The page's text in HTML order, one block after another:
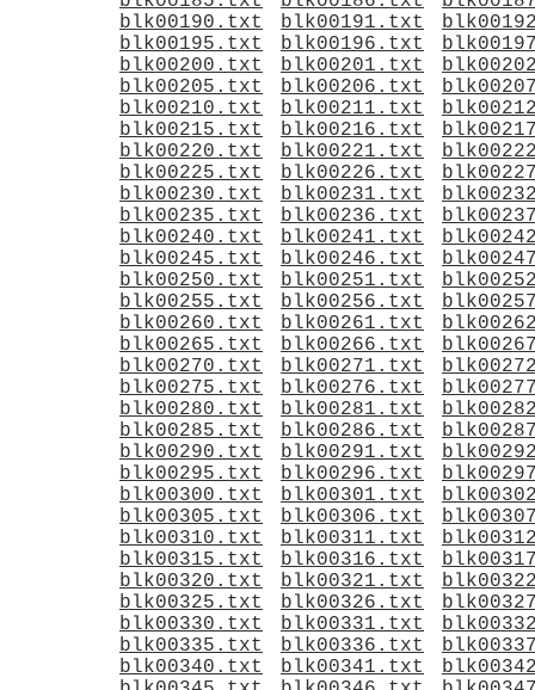
blk00190.txt
blk00191.txt
blk00195.txt
blk00196.txt
blk00200.txt
blk00201.txt
blk00205.txt
blk00206.txt
blk00210.txt
blk00211.txt
blk00215.txt
blk00216.txt
blk00220.txt
blk00221.txt
blk00225.txt
blk00226.txt
blk00230.txt
blk00231.txt
blk00235.txt
blk00236.txt
blk00240.txt
blk00241.txt
blk00245.txt
blk00246.txt
blk00250.txt
blk00251.txt
blk00255.txt
blk00256.txt
blk00260.txt
blk00261.txt
blk00265.txt
blk00266.txt
blk00270.txt
blk00271.txt
blk00275.txt
blk00276.txt
blk00280.txt
blk00281.txt
blk00285.txt
blk00286.txt
blk00290.txt
blk00291.txt
blk00295.txt
blk00296.txt
blk00300.txt
blk00301.txt
blk00305.txt
blk00306.txt
blk00310.txt
blk00311.txt
blk00315.txt
blk00316.txt
blk00320.txt
blk00321.txt
blk00325.txt
blk00326.txt
blk00330.txt
blk00331.txt
blk00335.txt
blk00336.txt
blk00340.txt
blk00341.txt